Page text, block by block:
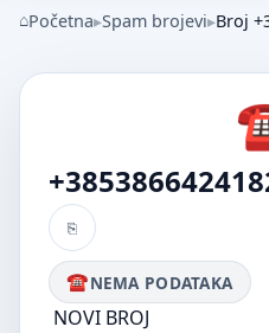
Početna Spam brojevi Broj
NEMA PODATAKA
NOVI BROJ